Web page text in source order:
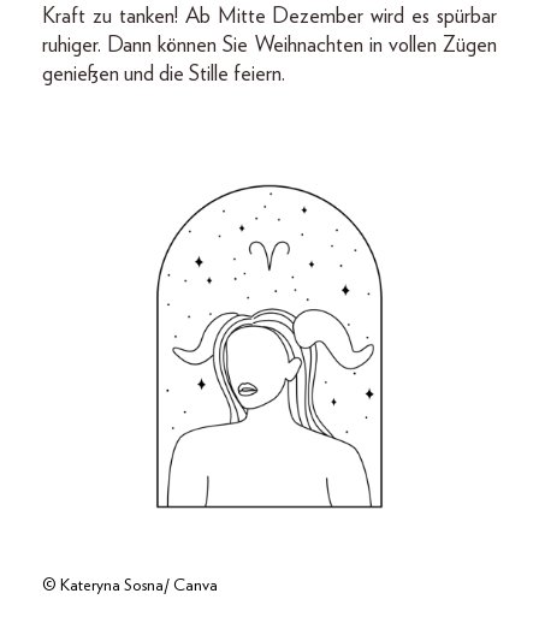
Kraft zu tanken! Ab Mitte Dezember wird es spürbar
ruhiger. Dann können Sie Weihnachten in vollen Zügen
genießen und die Stille feiern.
© Kateryna Sosna/ Canva